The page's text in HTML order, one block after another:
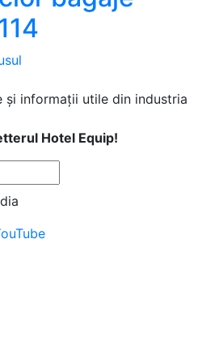
și informații utile din industria
Hotel Equip!